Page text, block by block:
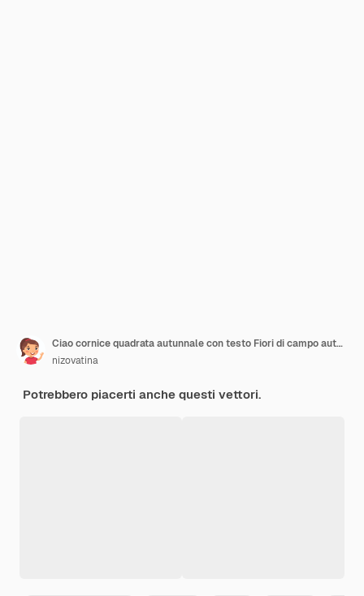
Ciao cornice quadrata autunnale con testo Fiori di campo autunnali foglie e bacche Poster botanico
nizovatina
Potrebbero piacerti anche questi vettori.